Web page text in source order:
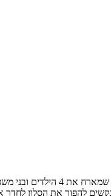
להפוך את הסלון לחדר